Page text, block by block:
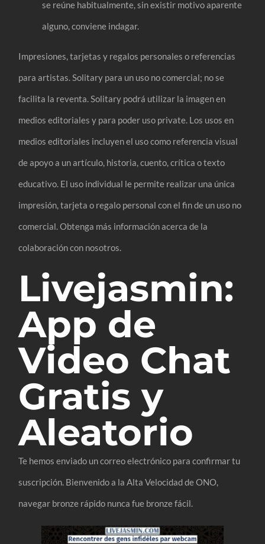
se reúne habitualmente, sin existir motivo aparente
alguno, conviene indagar.
Impresiones, tarjetas y regalos personales o referencias
para artistas. Solitary para un uso no comercial; no se
facilita la reventa. Solitary podrá utilizar la imagen en
medios editoriales y para poder uso private. Los usos en
medios editoriales incluyen el uso como referencia visual
de apoyo a un artículo, historia, cuento, crítica o texto
educativo. El uso individual le permite realizar una única
impresión, tarjeta o regalo personal con el fin de un uso no
comercial. Obtenga más información acerca de la
colaboración con nosotros.
Livejasmin:
App de
Video Chat
Gratis y
Aleatorio
Te hemos enviado un correo electrónico para confirmar tu
suscripción. Bienvenido a la Alta Velocidad de ONO,
navegar bronze rápido nunca fue bronze fácil.